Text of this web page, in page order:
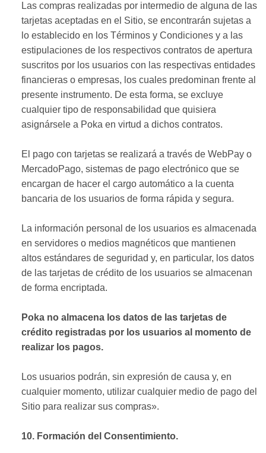
Las compras realizadas por intermedio de alguna de las
tarjetas aceptadas en el Sitio, se encontrarán sujetas a
lo establecido en los Términos y Condiciones y a las
estipulaciones de los respectivos contratos de apertura
suscritos por los usuarios con las respectivas entidades
financieras o empresas, los cuales predominan frente al
presente instrumento. De esta forma, se excluye
cualquier tipo de responsabilidad que quisiera
asignársele a Poka en virtud a dichos contratos.
El pago con tarjetas se realizará a través de WebPay o
MercadoPago, sistemas de pago electrónico que se
encargan de hacer el cargo automático a la cuenta
bancaria de los usuarios de forma rápida y segura.
La información personal de los usuarios es almacenada
en servidores o medios magnéticos que mantienen
altos estándares de seguridad y, en particular, los datos
de las tarjetas de crédito de los usuarios se almacenan
de forma encriptada.
Poka no almacena los datos de las tarjetas de
crédito registradas por los usuarios al momento de
realizar los pagos.
Los usuarios podrán, sin expresión de causa y, en
cualquier momento, utilizar cualquier medio de pago del
Sitio para realizar sus compras».
10. Formación del Consentimiento.